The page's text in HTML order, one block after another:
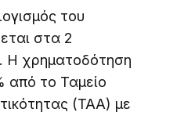
του
στα 2
Η χρηματοδότηση
από το Ταμείο
(ΤΑΑ) με